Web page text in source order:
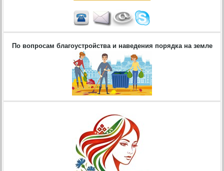
По вопросам благоустройства и наведения порядка на земле